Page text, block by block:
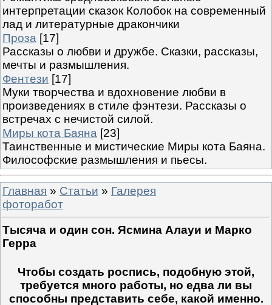
интерпретации сказок Колобок на современный
лад и литературные дракончики
Проза [17]
Рассказы о любви и дружбе. Сказки, рассказы,
мечты и размышления.
Фентези [17]
Муки творчества и вдохновение любви в
произведениях в стиле фэнтези. Рассказы о
встречах с нечистой силой.
Миры кота Баяна [23]
Таинственные и мистические Миры кота Баяна.
Философские размышления и пьесы.
Главная » Статьи » Галерея
фоторабот
Тысяча и один сон. Ясмина Алауи и Марко
Герра
Чтобы создать роспись, подобную этой,
требуется много работы, но едва ли вы
способны представить себе, какой именно.